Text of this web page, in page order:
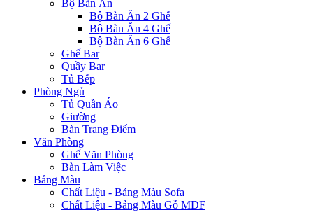
Bộ Bàn Ăn
Bộ Bàn Ăn 2 Ghế
Bộ Bàn Ăn 4 Ghế
Bộ Bàn Ăn 6 Ghế
Ghế Bar
Quầy Bar
Tủ Bếp
Phòng Ngủ
Tủ Quần Áo
Giường
Bàn Trang Điểm
Văn Phòng
Ghế Văn Phòng
Bàn Làm Việc
Bảng Màu
Chất Liệu - Bảng Màu Sofa
Chất Liệu - Bảng Màu Gỗ MDF